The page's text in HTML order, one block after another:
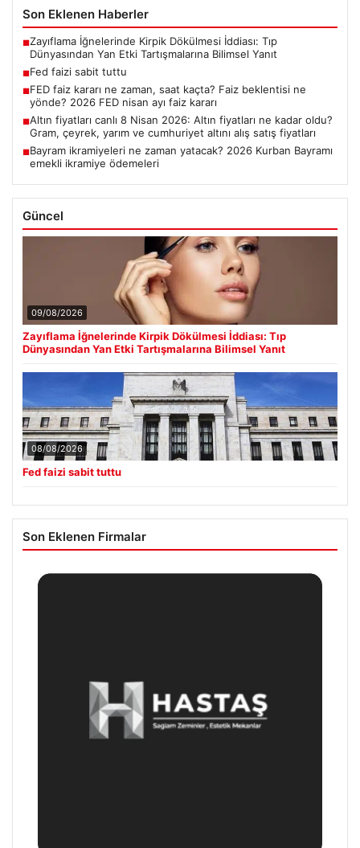
Son Eklenen Haberler
■Zayıflama İğnelerinde Kirpik Dökülmesi İddiası: Tıp
Dünyasından Yan Etki Tartışmalarına Bilimsel Yanıt
■Fed faizi sabit tuttu
■FED faiz kararı ne zaman, saat kaçta? Faiz beklentisi ne
yönde? 2026 FED nisan ayı faiz kararı
■Altın fiyatları canlı 8 Nisan 2026: Altın fiyatları ne kadar oldu?
Gram, çeyrek, yarım ve cumhuriyet altını alış satış fiyatları
■Bayram ikramiyeleri ne zaman yatacak? 2026 Kurban Bayramı
emekli ikramiye ödemeleri
Güncel
09/08/2026
Zayıflama İğnelerinde Kirpik Dökülmesi İddiası: Tıp
Dünyasından Yan Etki Tartışmalarına Bilimsel Yanıt
08/08/2026
Fed faizi sabit tuttu
Son Eklenen Firmalar